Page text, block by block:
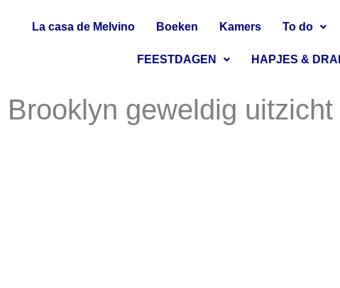
La casa de Melvino Boeken Kamers To do
FEESTDAGEN HAPJES &
geweldig